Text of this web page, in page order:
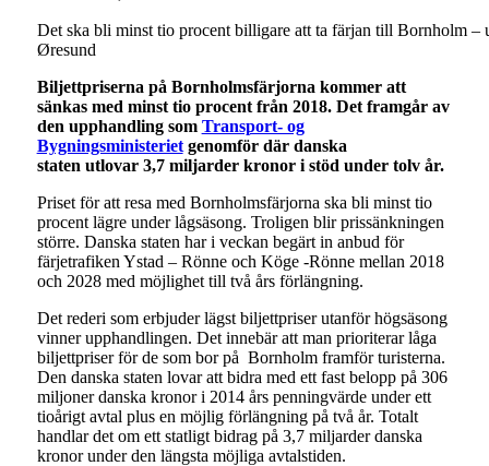
Det ska bli minst tio procent billigare att ta färjan till Bornholm –
Øresund
Biljettpriserna på Bornholmsfärjorna kommer att
sänkas med minst tio procent från 2018. Det framgår av
den upphandling som Transport- og
Bygningsministerietgenomför där danska
staten utlovar 3,7 miljarder kronor i stöd under tolv år.
Priset för att resa med Bornholmsfärjorna ska bli minst tio
procent lägre under lågsäsong. Troligen blir prissänkningen
större. Danska staten har i veckan begärt in anbud för
färjetrafiken Ystad – Rönne och Köge -Rönne mellan 2018
och 2028 med möjlighet till två års förlängning.
Det rederi som erbjuder lägst biljettpriser utanför högsäsong
vinner upphandlingen. Det innebär att man prioriterar låga
biljettpriser för de som bor på Bornholm framför turisterna.
Den danska staten lovar att bidra med ett fast belopp på 306
miljoner danska kronor i 2014 års penningvärde under ett
tioårigt avtal plus en möjlig förlängning på två år. Totalt
handlar det om ett statligt bidrag på 3,7 miljarder danska
kronor under den längsta möjliga avtalstiden.